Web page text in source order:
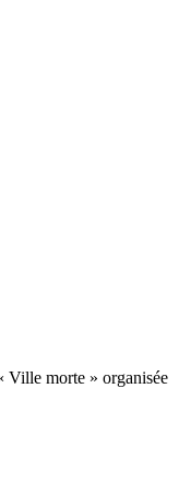
Ville morte » organisée